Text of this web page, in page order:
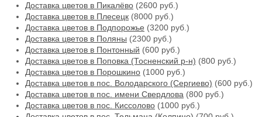
Доставка цветов в Пикалёво (2600 руб.)
Доставка цветов в Плесецк (8000 руб.)
Доставка цветов в Подпорожье (3200 руб.)
Доставка цветов в Поляны (2300 руб.)
Доставка цветов в Понтонный (600 руб.)
Доставка цветов в Поповка (Тосненский р-н) (800 руб.)
Доставка цветов в Порошкино (1000 руб.)
Доставка цветов в пос. Володарского (Сергиево) (600 руб.)
Доставка цветов в пос. имени Свердлова (800 руб.)
Доставка цветов в пос. Киссолово (1000 руб.)